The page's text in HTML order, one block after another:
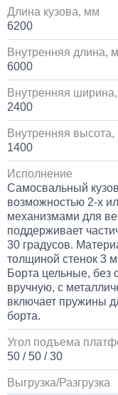
Длина кузова, мм
6200
Внутренняя длина,
6000
Внутренняя
2400
Внутренняя
1400
Исполнение
Самосвальный
возможностью 2-х
механизмами для
поддерживает
30 градусов.
толщиной стенок 3
Борта цельные, без
вручную, с
включает пружины
борта.
Угол подъема
50 / 50 / 30
Выгрузка/Разгрузка